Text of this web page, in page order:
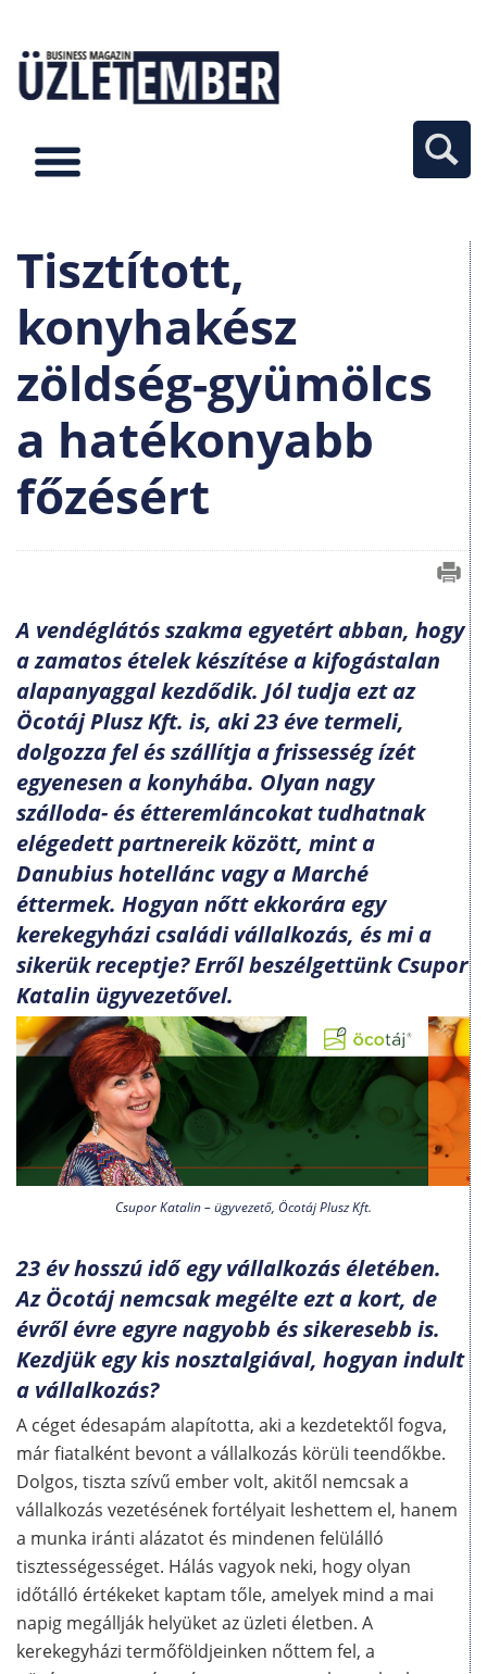
Tisztított,
konyhakész
zöldség-gyümölcs
a hatékonyabb
főzésért
A vendéglátós szakma egyetért abban, hogy
a zamatos ételek készítése a kifogástalan
alapanyaggal kezdődik. Jól tudja ezt az
Öcotáj Plusz Kft. is, aki 23 éve termeli,
dolgozza fel és szállítja a frissesség ízét
egyenesen a konyhába. Olyan nagy
szálloda- és étteremláncokat tudhatnak
elégedett partnereik között, mint a
Danubius hotellánc vagy a Marché
éttermek. Hogyan nőtt ekkorára egy
kerekegyházi családi vállalkozás, és mi a
sikerük receptje? Erről beszélgettünk Csupor
Katalin ügyvezetővel.
Csupor Katalin – ügyvezető, Öcotáj Plusz Kft.
23 év hosszú idő egy vállalkozás életében.
Az Öcotáj nemcsak megélte ezt a kort, de
évről évre egyre nagyobb és sikeresebb is.
Kezdjük egy kis nosztalgiával, hogyan indult
a vállalkozás?
A céget édesapám alapította, aki a kezdetektől fogva,
már fiatalként bevont a vállalkozás körüli teendőkbe.
Dolgos, tiszta szívű ember volt, akitől nemcsak a
vállalkozás vezetésének fortélyait leshettem el, hanem
a munka iránti alázatot és mindenen felülálló
tisztességességet. Hálás vagyok neki, hogy olyan
időtálló értékeket kaptam tőle, amelyek mind a mai
napig megállják helyüket az üzleti életben. A
kerekegyházi termőföldjeinken nőttem fel, a